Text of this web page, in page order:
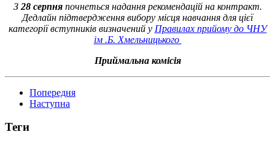
З 28 серпняпочнеться надання рекомендацій на контракт.
Дедлайн підтвердження вибору місця навчання для цієї
категорії вступників визначений у Правилах прийому до ЧНУ
ім .Б. Хмельницького
Приймальна комісія
Попередня
Наступна
Теги